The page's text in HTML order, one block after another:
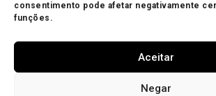
consentimento pode afetar negativamente
funções.
Aceitar
Negar
ser
do
produto
5.00de 5